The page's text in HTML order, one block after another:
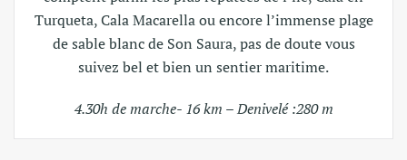
Turqueta, Cala Macarella ou encore l’immense plage
de sable blanc de Son Saura, pas de doute vous
suivez bel et bien un sentier maritime.
4.30h de marche- 16 km – Denivelé :280 m